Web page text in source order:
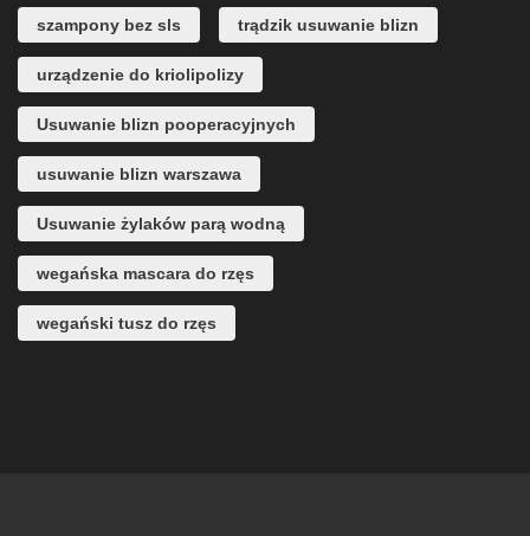
szampony bez sls trądzik usuwanie blizn
urządzenie do kriolipolizy
Usuwanie blizn pooperacyjnych
usuwanie blizn warszawa
Usuwanie żylaków parą wodną
wegańska mascara do rzęs
wegański tusz do rzęs